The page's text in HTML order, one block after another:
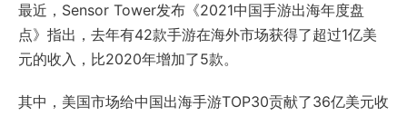
最近，Sensor Tower发布《2021中国手游出海年度盘
点》指出，去年有42款手游在海外市场获得了超过1亿美
元的收入，比2020年增加了5款。
其中，美国市场给中国出海手游TOP30贡献了36亿美元收